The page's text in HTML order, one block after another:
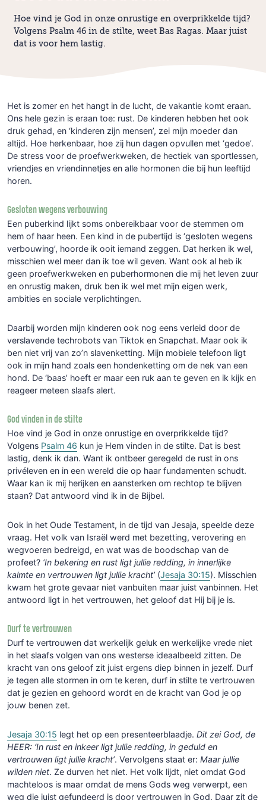
Hoe vind je God in onze onrustige en overprikkelde tijd?
Volgens Psalm 46 in de stilte, weet Bas Ragas. Maar juist
dat is voor hem lastig.
Het is zomer en het hangt in de lucht, de vakantie komt eraan.
Ons hele gezin is eraan toe: rust. De kinderen hebben het ook
druk gehad, en ‘kinderen zijn mensen’, zei mijn moeder dan
altijd. Hoe herkenbaar, hoe zij hun dagen opvullen met ‘gedoe’.
De stress voor de proefwerkweken, de hectiek van sportlessen,
vriendjes en vriendinnetjes en alle hormonen die bij hun leeftijd
horen.
Gesloten wegens verbouwing
Een puberkind lijkt soms onbereikbaar voor de stemmen om
hem of haar heen. Een kind in de pubertijd is ‘gesloten wegens
verbouwing’, hoorde ik ooit iemand zeggen. Dat herken ik wel,
misschien wel meer dan ik toe wil geven. Want ook al heb ik
geen proefwerkweken en puberhormonen die mij het leven zuur
en onrustig maken, druk ben ik wel met mijn eigen werk,
ambities en sociale verplichtingen.
Daarbij worden mijn kinderen ook nog eens verleid door de
verslavende techrobots van Tiktok en Snapchat. Maar ook ik
ben niet vrij van zo’n slavenketting. Mijn mobiele telefoon ligt
ook in mijn hand zoals een hondenketting om de nek van een
hond. De ‘baas’ hoeft er maar een ruk aan te geven en ik kijk en
reageer meteen slaafs alert.
God vinden in de stilte
Hoe vind je God in onze onrustige en overprikkelde tijd?
Volgens Psalm 46 kun je Hem vinden in de stilte. Dat is best
lastig, denk ik dan. Want ik ontbeer geregeld de rust in ons
privéleven en in een wereld die op haar fundamenten schudt.
Waar kan ik mij herijken en aansterken om rechtop te blijven
staan? Dat antwoord vind ik in de Bijbel.
Ook in het Oude Testament, in de tijd van Jesaja, speelde deze
vraag. Het volk van Israël werd met bezetting, verovering en
wegvoeren bedreigd, en wat was de boodschap van de
profeet? ‘In bekering en rust ligt jullie redding, in innerlijke
kalmte en vertrouwen ligt jullie kracht’ (Jesaja 30:15). Misschien
kwam het grote gevaar niet vanbuiten maar juist vanbinnen. Het
antwoord ligt in het vertrouwen, het geloof dat Hij bij je is.
Durf te vertrouwen
Durf te vertrouwen dat werkelijk geluk en werkelijke vrede niet
in het slaafs volgen van ons westerse ideaalbeeld zitten. De
kracht van ons geloof zit juist ergens diep binnen in jezelf. Durf
je tegen alle stormen in om te keren, durf in stilte te vertrouwen
dat je gezien en gehoord wordt en de kracht van God je op
jouw benen zet.
Jesaja 30:15 legt het op een presenteerblaadje. Dit zei God, de
HEER: ‘In rust en inkeer ligt jullie redding, in geduld en
vertrouwen ligt jullie kracht’. Vervolgens staat er: Maar jullie
wilden niet. Ze durven het niet. Het volk lijdt, niet omdat God
machteloos is maar omdat de mens Gods weg verwerpt, een
weg die juist gefundeerd is door vertrouwen in God. Daar zit de